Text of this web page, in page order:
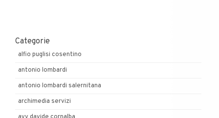
Categorie
alfio puglisi cosentino
antonio lombardi
antonio lombardi salernitana
archimedia servizi